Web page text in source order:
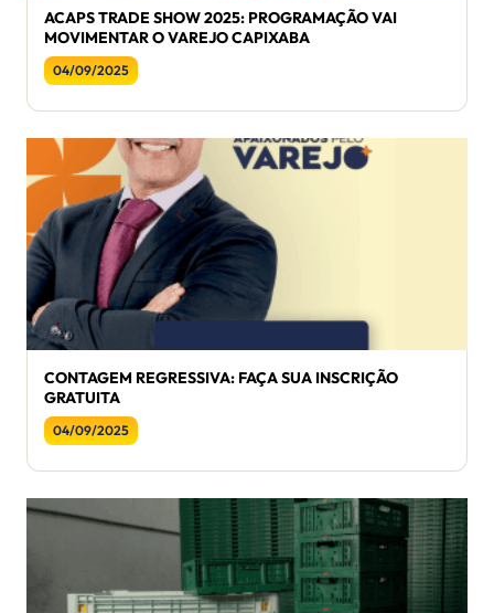
ACAPS TRADE SHOW 2025: PROGRAMAÇÃO VAI
MOVIMENTAR O VAREJO CAPIXABA
04/09/2025
CONTAGEM REGRESSIVA: FAÇA SUA INSCRIÇÃO
GRATUITA
04/09/2025